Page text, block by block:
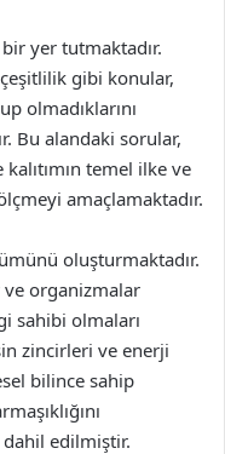
yer tutmaktadır.
gibi konular,
olmadıklarını
Bu alandaki sorular,
temel ilke ve
amaçlamaktadır.
oluşturmaktadır.
organizmalar
sahibi olmaları
zincirleri ve enerji
bilince sahip
dahil edilmiştir.